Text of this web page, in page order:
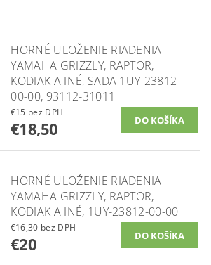
HORNÉ ULOŽENIE RIADENIA
YAMAHA GRIZZLY, RAPTOR,
KODIAK A INÉ, SADA 1UY-23812-
00-00, 93112-31011
€15 bez DPH
€18,50
HORNÉ ULOŽENIE RIADENIA
YAMAHA GRIZZLY, RAPTOR,
KODIAK A INÉ, 1UY-23812-00-00
€16,30 bez DPH
€20